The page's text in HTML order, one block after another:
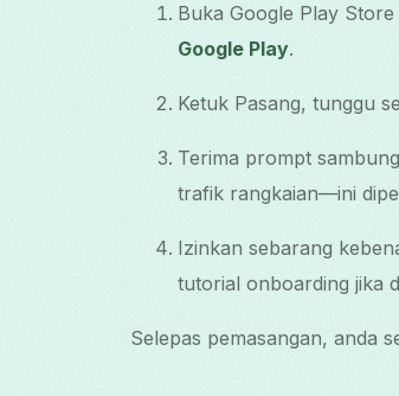
Buka Google Play
Google Play.
Ketuk Pasang, tunggu
Terima prompt
trafik rangkaian—ini
Izinkan sebarang
tutorial onboarding jika
Selepas pemasangan, anda